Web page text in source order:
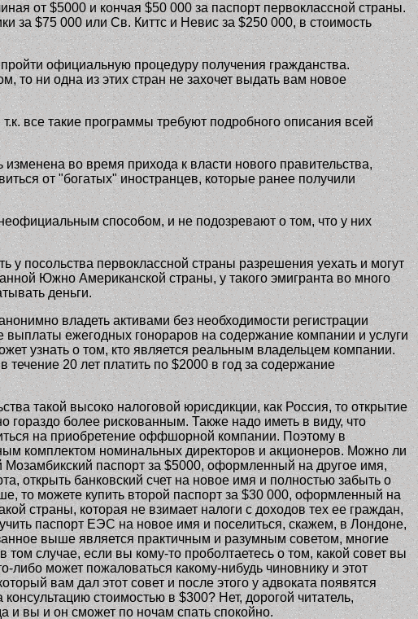
от $5000 и кончая $50 000 за паспорт первоклассной страны.
$75 000 или Св. Киттс и Невис за $250 000, в стоимость
официальную процедуру получения гражданства.
то ни одна из этих стран не захочет выдать вам новое
все такие программы требуют подробного описания всей
во время прихода к власти нового правительства,
от "богатых" иностранцев, которые ранее получили
способом, и не подозревают о том, что у них
посольства первоклассной страны разрешения уехать и могут
Южно Американской страны, у такого эмигранта во много
деньги.
владеть активами без необходимости регистрации
ежегодных гонораров на содержание компании и услуги
узнать о том, кто является реальным владельцем компании.
20 лет платить по $2000 в год за содержание
такой высоко налоговой юрисдикции, как Россия, то открытие
более рискованным. Также надо иметь в виду, что
на приобретение оффшорной компании. Поэтому в
комплектом номинальных директоров и акционеров. Можно ли
паспорт за $5000, оформленный на другое имя,
открыть банковский счет на новое имя и полностью забыть о
то можете купить второй паспорт за $30 000, оформленный на
страны, которая не взимает налоги с доходов тех ее граждан,
паспорт ЕЭС на новое имя и поселиться, скажем, в Лондоне,
выше является практичным и разумным советом, многие
случае, если вы кому-то проболтаетесь о том, какой совет вы
либо может пожаловаться какому-нибудь чиновнику и этот
вам дал этот совет и после этого у адвоката появятся
стоимостью в $300? Нет, дорогой читатель,
и вы и он сможет по ночам спать спокойно.